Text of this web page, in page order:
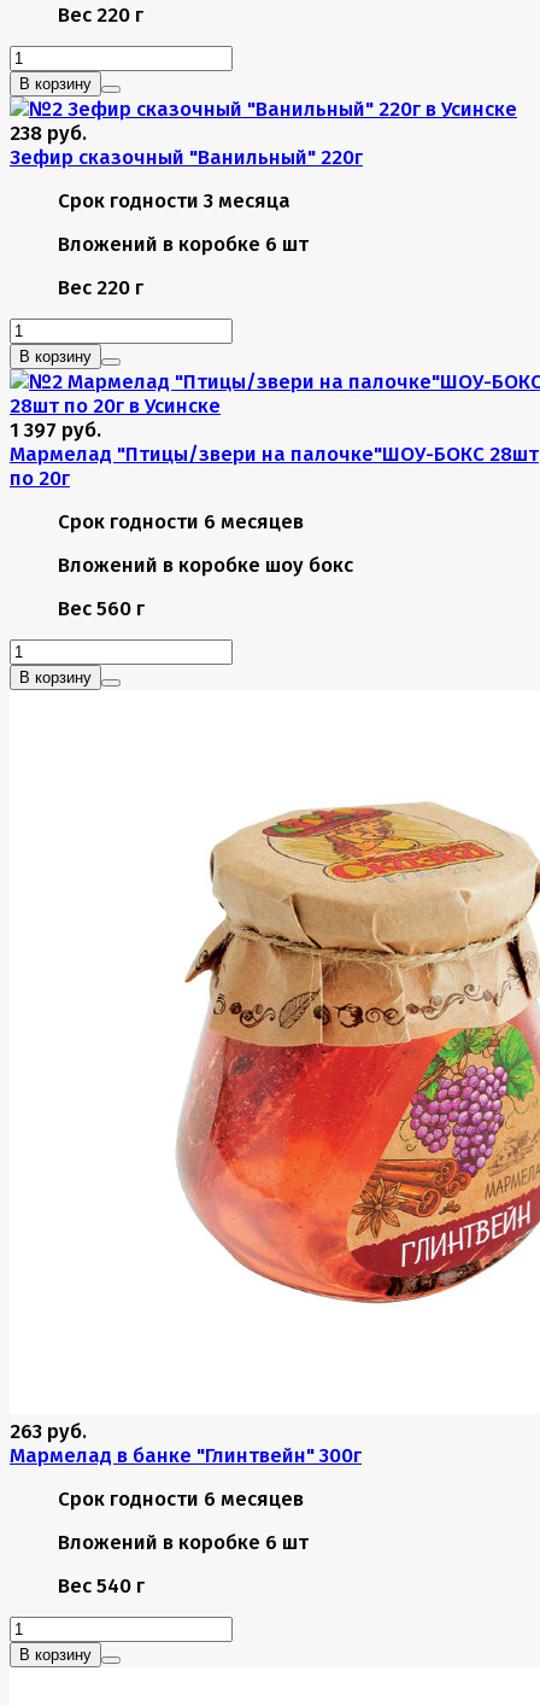
Вес 220 г
В корзину
238 руб.
Зефир сказочный "Ванильный" 220г
Срок годности 3 месяца
Вложений в коробке 6 шт
Вес 220 г
В корзину
1 397 руб.
Мармелад "Птицы/звери на палочке"ШОУ-БОКС 28шт
по 20г
Срок годности 6 месяцев
Вложений в коробке шоу бокс
Вес 560 г
В корзину
263 руб.
Мармелад в банке "Глинтвейн" 300г
Срок годности 6 месяцев
Вложений в коробке 6 шт
Вес 540 г
В корзину